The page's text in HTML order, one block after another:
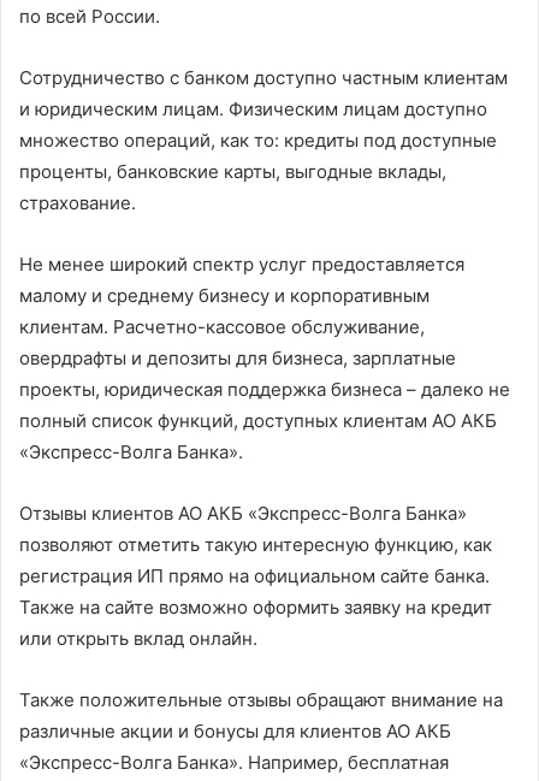
по всей России.
Сотрудничество с банком доступно частным клиентам
и юридическим лицам. Физическим лицам доступно
множество операций, как то: кредиты под доступные
проценты, банковские карты, выгодные вклады,
страхование.
Не менее широкий спектр услуг предоставляется
малому и среднему бизнесу и корпоративным
клиентам. Расчетно-кассовое обслуживание,
овердрафты и депозиты для бизнеса, зарплатные
проекты, юридическая поддержка бизнеса – далеко не
полный список функций, доступных клиентам АО АКБ
«Экспресс-Волга Банка».
Отзывы клиентов АО АКБ «Экспресс-Волга Банка»
позволяют отметить такую интересную функцию, как
регистрация ИП прямо на официальном сайте банка.
Также на сайте возможно оформить заявку на кредит
или открыть вклад онлайн.
Также положительные отзывы обращают внимание на
различные акции и бонусы для клиентов АО АКБ
«Экспресс-Волга Банка». Например, бесплатная